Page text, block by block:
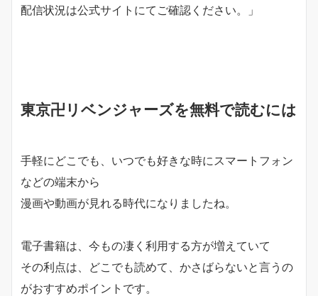
配信状況は公式サイトにてご確認ください。」
東京卍リベンジャーズを無料で読むには
手軽にどこでも、いつでも好きな時にスマートフォン
などの端末から
漫画や動画が見れる時代になりましたね。
電子書籍は、今もの凄く利用する方が増えていて
その利点は、 どこでも読めて、かさばらないと言うの
がおすすめポイントです。